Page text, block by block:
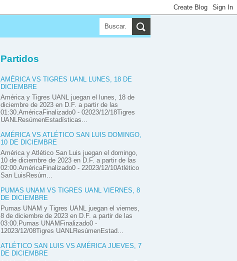
Partidos
AMÉRICA VS TIGRES UANL LUNES, 18 DE
DICIEMBRE
América y Tigres UANL juegan el lunes, 18 de
diciembre de 2023 en D.F. a partir de las
01:30.AméricaFinalizado0 - 02023/12/18Tigres
UANLResúmenEstadísticas...
AMÉRICA VS ATLÉTICO SAN LUIS DOMINGO,
10 DE DICIEMBRE
América y Atlético San Luis juegan el domingo,
10 de diciembre de 2023 en D.F. a partir de las
02:00.AméricaFinalizado0 - 22023/12/10Atlético
San LuisResúm...
PUMAS UNAM VS TIGRES UANL VIERNES, 8
DE DICIEMBRE
Pumas UNAM y Tigres UANL juegan el viernes,
8 de diciembre de 2023 en D.F. a partir de las
03:00.Pumas UNAMFinalizado0 -
12023/12/08Tigres UANLResúmenEstad...
ATLÉTICO SAN LUIS VS AMÉRICA JUEVES, 7
DE DICIEMBRE